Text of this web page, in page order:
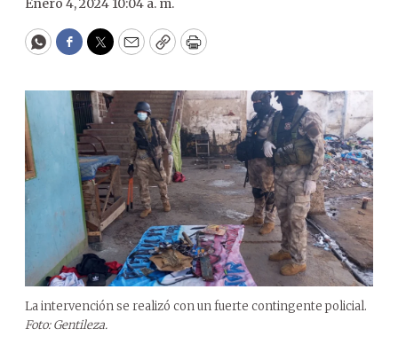
Enero 4, 2024 10:04 a. m.
WhatsApp
Facebook
Twitter
EmailCopyPrint
La intervención se realizó con un fuerte contingente policial.
Foto: Gentileza.